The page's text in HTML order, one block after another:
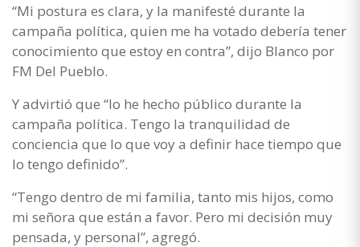
“Mi postura es clara, y la manifesté durante la
campaña política, quien me ha votado debería tener
conocimiento que estoy en contra”, dijo Blanco por
FM Del Pueblo.
Y advirtió que “lo he hecho público durante la
campaña política. Tengo la tranquilidad de
conciencia que lo que voy a definir hace tiempo que
lo tengo definido”.
“Tengo dentro de mi familia, tanto mis hijos, como
mi señora que están a favor. Pero mi decisión muy
pensada, y personal”, agregó.